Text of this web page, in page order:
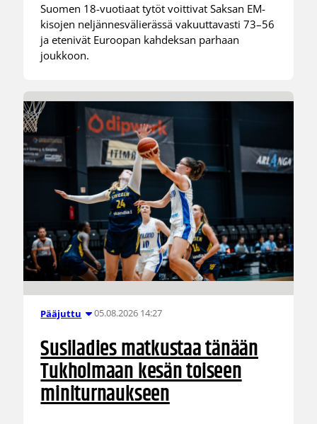
Suomen 18-vuotiaat tytöt voittivat Saksan EM-
kisojen neljännesvälierässä vakuuttavasti 73–56
ja etenivät Euroopan kahdeksan parhaan
joukkoon.
Pääjuttu 05.08.2026 14:27
Susiladies matkustaa tänään
Tukholmaan kesän toiseen
miniturnaukseen